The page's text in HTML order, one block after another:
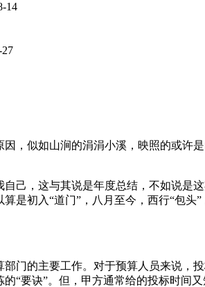
14
27
，似如山涧的涓涓小溪，映照的或许
己，这与其说是年度总结，不如说是
是初入“道门”，八月至今，西行“包
门的主要工作。对于预算人员来说
“要诀”。但，甲方通常给的投标时间